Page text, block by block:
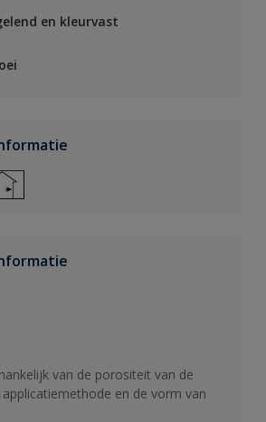
en kleurvast
van de porositeit van de
en de vorm van